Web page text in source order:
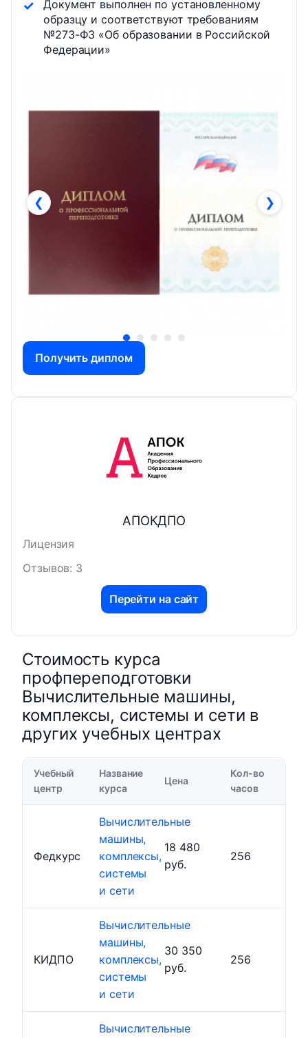
Документ выполнен по установленному
образцу и соответствуют требованиям
№273-ФЗ «Об образовании в Российской
Федерации»
❮ ❯
Получить диплом
АПОКДПО
Лицензия
Отзывов: 3
Перейти на сайт
Стоимость курса
профпереподготовки
Вычислительные машины,
комплексы, системы и сети в
других учебных центрах
Учебный
центр
Название
курса
Цена
Кол-во
часов
Федкурс
Вычислительные
машины,
комплексы,
системы
и сети
18 480
руб.
256
КИДПО
Вычислительные
машины,
комплексы,
системы
и сети
30 350
руб.
256
Вычислительные